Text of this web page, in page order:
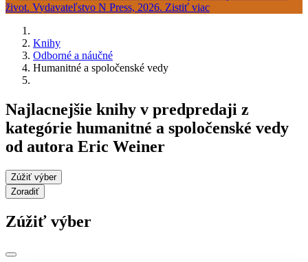
Knihy
Odborné a náučné
Humanitné a spoločenské vedy
Najlacnejšie knihy v predpredaji z
kategórie humanitné a spoločenské vedy
od autora Eric Weiner
Zúžiť výber
Zoradiť
Zúžiť výber